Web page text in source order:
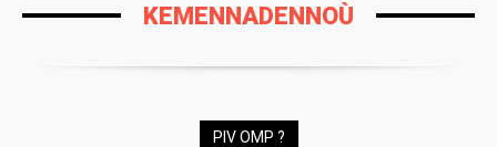
KEMENNADENNOÙ
PIV OMP ?